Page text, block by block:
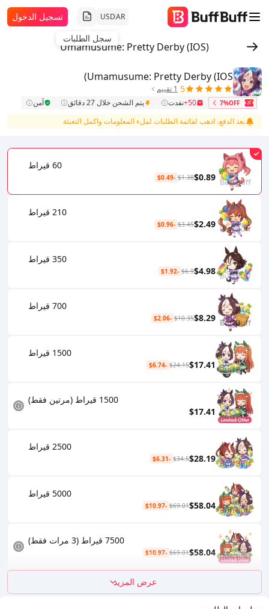
AR
USD
سجل الطلبات
تسجيل الدخول
Umamusume: Pretty Derby (IOS)
Umamusume: Pretty Derby (IOS)
5 1 تقييم
7%OFF
50+ نفدت يتم الشحن خلال 27 دقائق
آمن
بعد الدفع، اذهب لقائمة الطلبات لملء المعلومات واكمل التعبئة
60 قيراط
$0.89
$1.38
-$0.49
210 قيراط
$2.49
$3.45
-$0.96
350 قيراط
$4.98
$6.9
-$1.92
700 قيراط
$8.29
$10.35
-$2.06
1500 قيراط
$17.41
$24.15
-$6.74
1500 قيراط (مرتين فقط)
$17.41
2500 قيراط
$28.19
$34.5
-$6.31
5000 قيراط
$58.04
$69.01
-$10.97
7500 قيراط (3 مرات فقط)
$58.04
$69.01
-$10.97
عرض المزيد